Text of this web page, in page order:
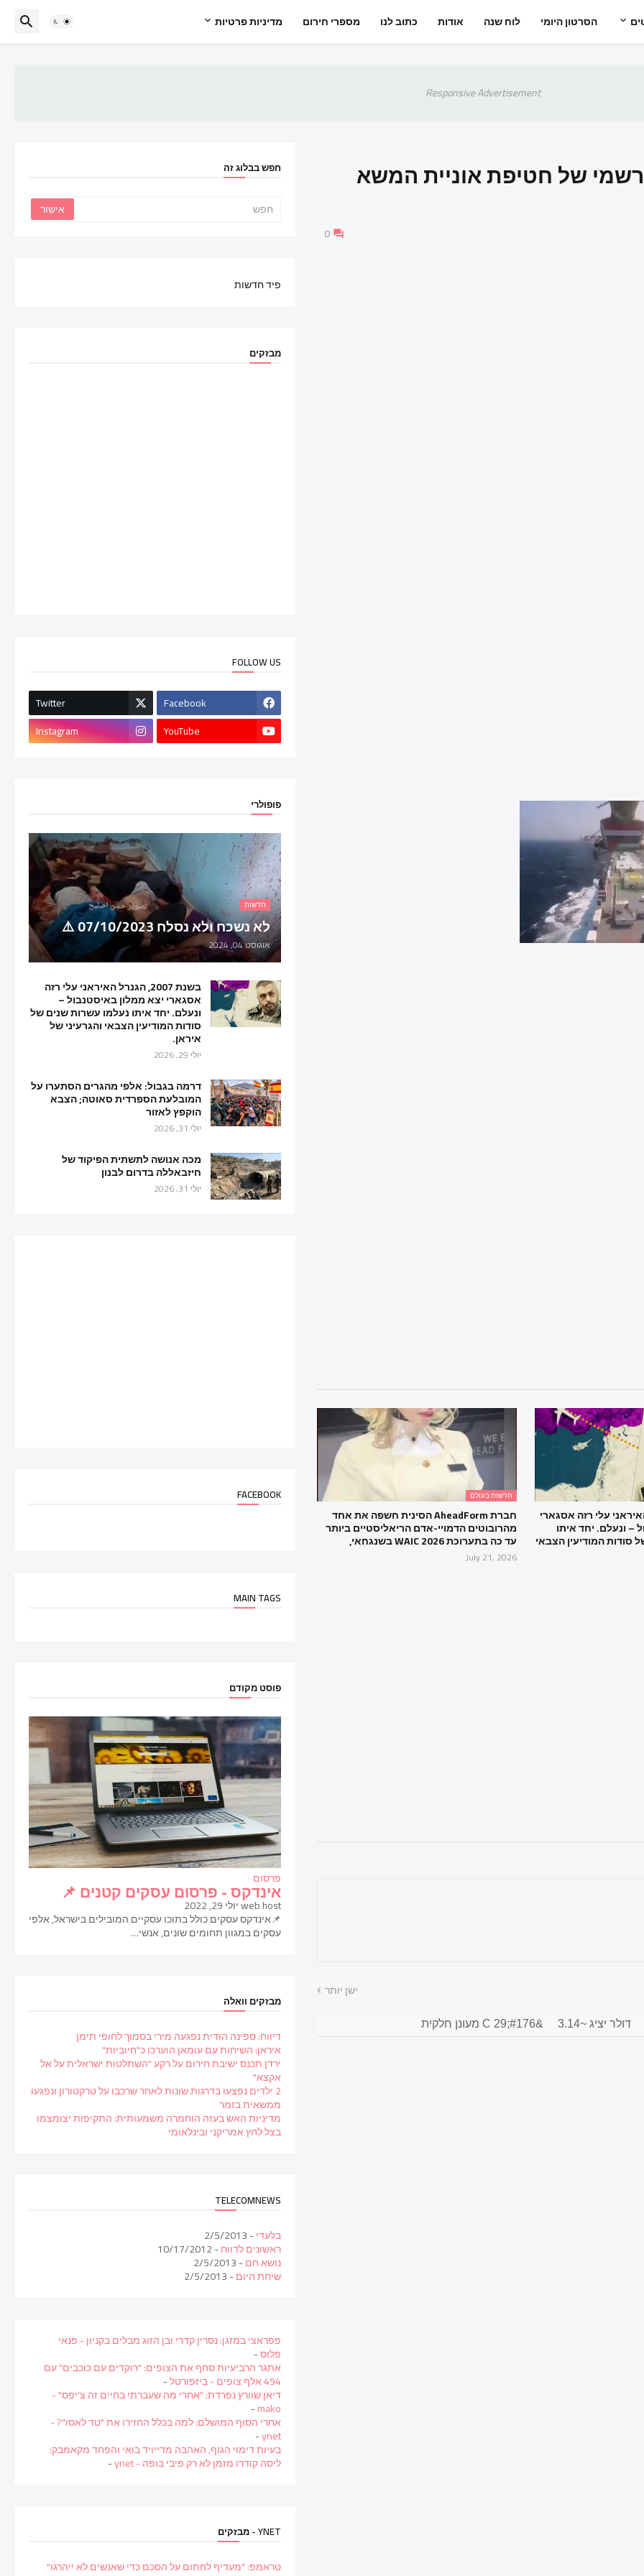
הסרטון היומי לוח שנה אודות כתוב לנו מספרי חירום מדיניות פרטיות
Responsive Advertisement
של חטיפת אוניית המשא
0
האיראני עלי רזה אסגארי
– ונעלם. יחד איתו
סודות המודיעין הצבאי
חדשות בעולם
חברת AheadForm הסינית חשפה את אחד
מהרובוטים הדמויי-אדם הריאליסטיים ביותר
עד כה בתערוכת WAIC 2026 בשנגחאי,
July 21, 2026
ישן יותר
דולר יציג ~3.14 &#176;C 29 מעונן חלקית
חפש בבלוג זה
פיד חדשות
מבזקים
FOLLOW US
Facebook
Twitter
YouTube
Instagram
פופולרי
חדשות
לא נשכח ולא נסלח 07/10/2023 ⚠️
אוגוסט 04, 2024
בשנת 2007, הגנרל האיראני עלי רזה
אסגארי יצא ממלון באיסטנבול –
ונעלם. יחד איתו נעלמו עשרות שנים של
סודות המודיעין הצבאי והגרעיני של
איראן.
יולי 29, 2026
דרמה בגבול: אלפי מהגרים הסתערו על
המובלעת הספרדית סאוטה; הצבא
הוקפץ לאזור
יולי 31, 2026
מכה אנושה לתשתית הפיקוד של
חיזבאללה בדרום לבנון
יולי 31, 2026
FACEBOOK
MAIN TAGS
פוסט מקודם
פרסום
אינדקס - פרסום עסקים קטנים 📌
web hostיולי 29, 2022
📌אינדקס עסקים כולל בתוכו עסקיים המובילים בישראל, אלפי
עסקים במגוון תחומים שונים, אנשי…
מבזקים וואלה
דיווח: ספינה הודית נפגעה מירי בסמוך לחופי תימן
איראן: השיחות עם עומאן הוערכו כ"חיוביות"
ירדן תכנס ישיבת חירום על רקע "השתלטות ישראלית על אל
אקצא"
2 ילדים נפצעו בדרגות שונות לאחר שרכבו על טרקטורון ונפגעו
ממשאית בזמר
מדיניות האש בעזה הוחמרה משמעותית: התקיפות יצומצמו
בצל לחץ אמריקני ובינלאומי
TELECOMNEWS
בלעדי- 2/5/2013
ראשונים לדווח- 10/17/2012
נושא חם- 2/5/2013
שיחת היום- 2/5/2013
פפראצי במזגן: נסרין קדרי ובן הזוג מבלים בקניון - פנאי
פלוס-
אתגר הרביעיות סחף את הצופים: "רוקדים עם כוכבים" עם
494 אלף צופים - ביזפורטל -
דיאן שוורץ נפרדת: "אחרי מה שעברתי בחיים זה צ'יפס" -
mako
-
אחרי הסוף המושלם: למה בכלל החזירו את "טד לאסו"? -
ynet
-
בעיות דימוי הגוף, האהבה מדייויד בואי והפחד מקאמבק:
ליסה קודרו מזמן לא רק פיבי בופה - ynet -
YNET - מבזקים
טראמפ: "מעדיף לחתום על הסכם כדי שאנשים לא ייהרגו"